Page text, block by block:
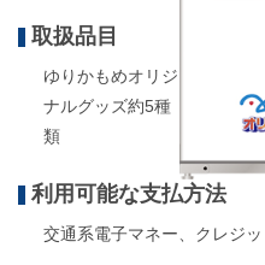
取扱品目
ゆりかもめオリジ
ナルグッズ約5種
類
利用可能な支払方法
交通系電子マネー、クレジ